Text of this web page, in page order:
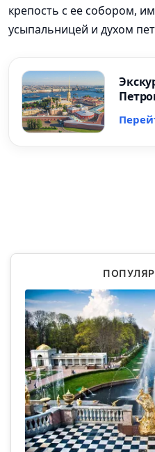
крепость с ее собором,
усыпальницей и духом